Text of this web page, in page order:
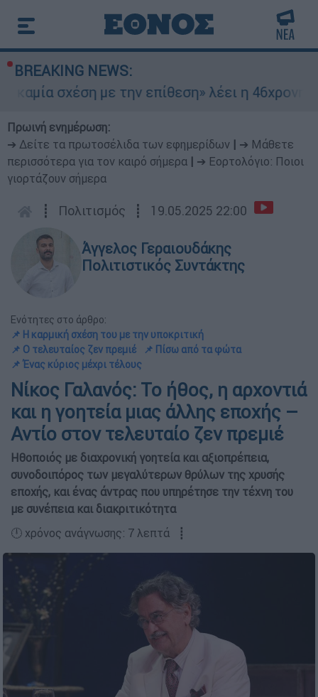
BREAKING NEWS:
με την επίθεση» λέει η 46χρονη - Τι
Πρωινή ενημέρωση:
➔ Δείτε τα πρωτοσέλιδα των εφημερίδων
➔ Μάθετε
περισσότερα για τον καιρό σήμερα
➔ Εορτολόγιο: Ποιοι
γιορτάζουν σήμερα
┋ Πολιτισμός ┋ 19.05.2025 22:00
Άγγελος Γεραιουδάκης
Πολιτιστικός Συντάκτης
Ενότητες στο άρθρο:
📌 Η καρμική σχέση του με την υποκριτική
📌 Ο τελευταίος ζεν πρεμιέ
📌 Πίσω από τα φώτα
📌 Ένας κύριος μέχρι τέλους
Νίκος Γαλανός: Το ήθος, η αρχοντιά
και η γοητεία μιας άλλης εποχής –
Αντίο στον τελευταίο ζεν πρεμιέ
Ηθοποιός με διαχρονική γοητεία και αξιοπρέπεια,
συνοδοιπόρος των μεγαλύτερων θρύλων της χρυσής
εποχής, και ένας άντρας που υπηρέτησε την τέχνη του
με συνέπεια και διακριτικότητα
🕛 χρόνος ανάγνωσης: 7 λεπτά ┋